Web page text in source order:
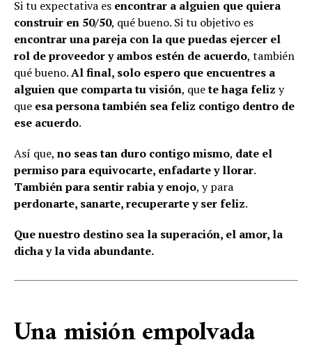
Si tu expectativa es encontrar a alguien que quiera
construir en 50/50, qué bueno. Si tu objetivo es
encontrar una pareja con la que puedas ejercer el
rol de proveedor y ambos estén de acuerdo, también
qué bueno.Al final, solo espero que encuentres a
alguien que comparta tu visión, quete haga feliz y
que esa persona también sea feliz contigo dentro de
ese acuerdo.
Así que, no seas tan duro contigo mismo, date el
permiso para equivocarte, enfadarte y llorar.
También para sentir rabia y enojo, y para
perdonarte, sanarte, recuperarte y ser feliz.
Que nuestro destino sea la superación, el amor, la
dicha y lavida abundante.
Una misión empolvada